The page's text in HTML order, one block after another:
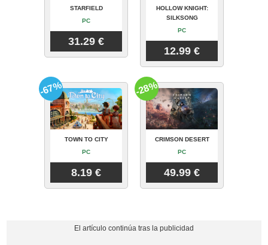
STARFIELD
PC
31.29 €
HOLLOW KNIGHT:
SILKSONG
PC
12.99 €
TOWN TO CITY
PC
8.19 €
-67%
CRIMSON DESERT
PC
49.99 €
-28%